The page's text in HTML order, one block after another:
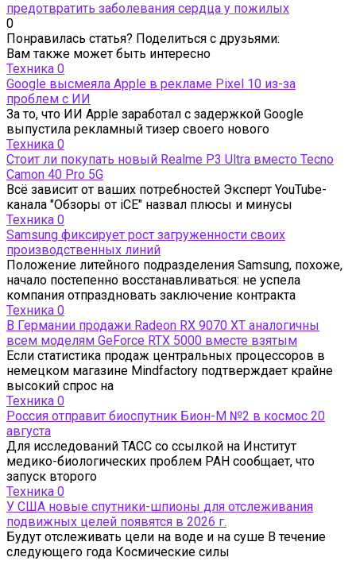
предотвратить заболевания сердца у пожилых
0
Понравилась статья? Поделиться с друзьями:
Вам также может быть интересно
Техника 0
Google высмеяла Apple в рекламе Pixel 10 из-за
проблем с ИИ
За то, что ИИ Apple заработал с задержкой Google
выпустила рекламный тизер своего нового
Техника 0
Стоит ли покупать новый Realme P3 Ultra вместо Tecno
Camon 40 Pro 5G
Всё зависит от ваших потребностей Эксперт YouTube-
канала "Обзоры от iCE" назвал плюсы и минусы
Техника 0
Samsung фиксирует рост загруженности своих
производственных линий
Положение литейного подразделения Samsung, похоже,
начало постепенно восстанавливаться: не успела
компания отпраздновать заключение контракта
Техника 0
В Германии продажи Radeon RX 9070 XT аналогичны
всем моделям GeForce RTX 5000 вместе взятым
Если статистика продаж центральных процессоров в
немецком магазине Mindfactory подтверждает крайне
высокий спрос на
Техника 0
Россия отправит биоспутник Бион-М №2 в космос 20
августа
Для исследований ТАСС со ссылкой на Институт
медико-биологических проблем РАН сообщает, что
запуск второго
Техника 0
У США новые спутники-шпионы для отслеживания
подвижных целей появятся в 2026 г.
Будут отслеживать цели на воде и на суше В течение
следующего года Космические силы